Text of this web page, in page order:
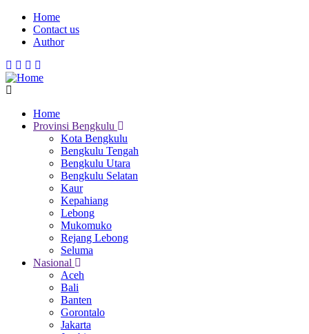
Skip
main
Menu
Mobile
Home
Contact us
Author
Main
navigation
Home
Provinsi Bengkulu
Kota Bengkulu
Bengkulu Tengah
Bengkulu Utara
Bengkulu Selatan
Kaur
Kepahiang
Lebong
Mukomuko
Rejang Lebong
Seluma
Nasional
Aceh
Bali
Banten
Gorontalo
Jakarta